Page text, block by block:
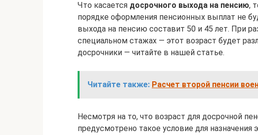
Что касается досрочного выхода на пенсию,
порядке оформления пенсионных выплат не
выхода на пенсию составит 50 и 45 лет. При
специальном стажах — этот возраст будет
досрочники — читайте в нашей статье.
Читайте также: Расчет второй пенсии
Несмотря на то, что возраст для досрочной
предусмотрено такое условие для назначения